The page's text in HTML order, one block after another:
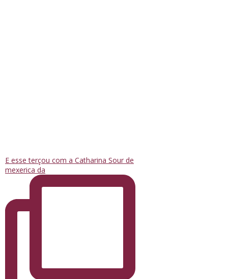
E esse terçou com a Catharina Sour de
mexerica da